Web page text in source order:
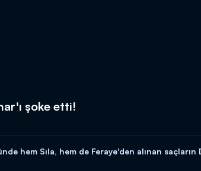
şoke etti!
hem Sıla, hem de Feraye'den alınan